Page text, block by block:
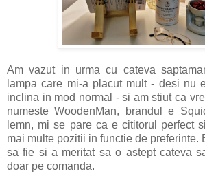
Am vazut in urma cu cateva
lampa care mi-a placut mult - desi nu
inclina in mod normal - si am stiut ca
numeste WoodenMan, brandul e
lemn, mi se pare ca e cititorul perfect
mai multe pozitii in functie de preferinte.
sa fie si a meritat sa o astept cateva
doar pe comanda.